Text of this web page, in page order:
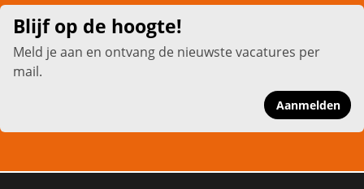
Blijf op de hoogte!
Meld je aan en ontvang de nieuwste vacatures per
mail.
Aanmelden